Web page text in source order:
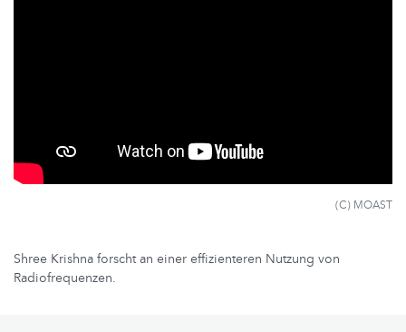
(C) MOAST
Shree Krishna forscht an einer effizienteren Nutzung von
Radiofrequenzen.